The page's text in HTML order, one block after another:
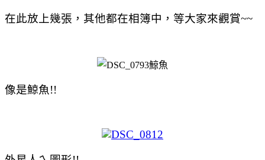
在此放上幾張，其他都在相簿中，等大家來觀賞~~
像是鯨魚!!